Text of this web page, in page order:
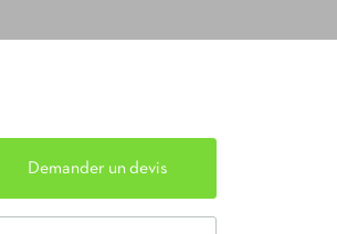
Demander un devis